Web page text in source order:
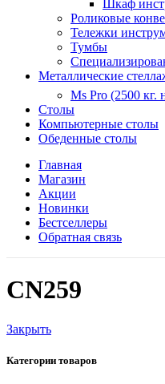
Шкаф
Роликовые
Тележки
Тумбы
Металлические
Ms Pro (2500 кг.
Столы
Компьютерные столы
Обеденные столы
Главная
Магазин
Акции
Новинки
Бестселлеры
Обратная связь
CN259
Закрыть
Категории товаров